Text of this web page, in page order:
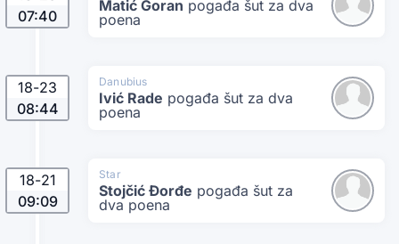
Matić Goran pogađa šut za dva
poena
07:40
Danubius
Ivić Rade pogađa šut za dva
poena
18-23
08:44
Star
Stojčić Đorđe pogađa šut za
dva poena
18-21
09:09